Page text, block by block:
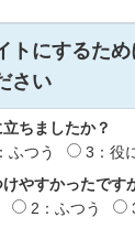
トにするた
さい
ちましたか？
ふつう
3：役
やすかったです
2：ふつう